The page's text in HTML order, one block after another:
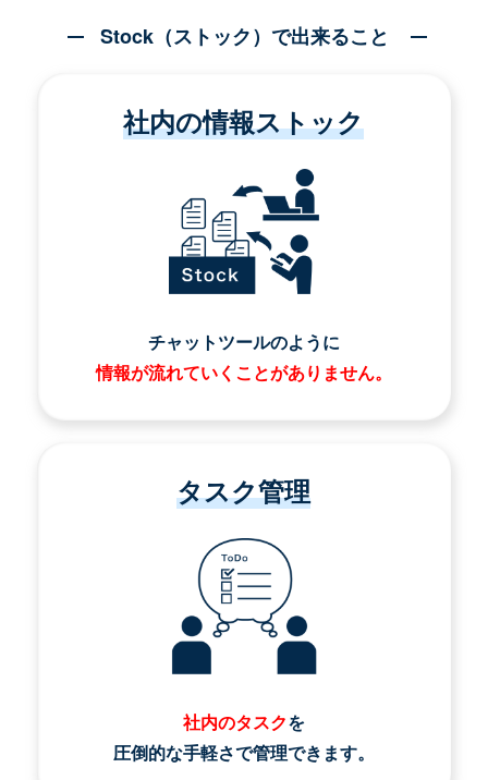
Stock（ストック）で出来ること
社内の情報ストック
チャットツールのように
情報が流れていくことがありません。
タスク管理
社内のタスクを
圧倒的な手軽さで管理できます。